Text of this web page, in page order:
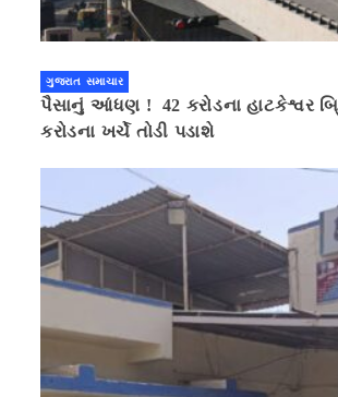
ગુજરાત સમાચાર
પૈસાનું આંધણ ! 42 કરોડના હાટકેશ્વર
કરોડના ખર્ચે તોડી પડાશે